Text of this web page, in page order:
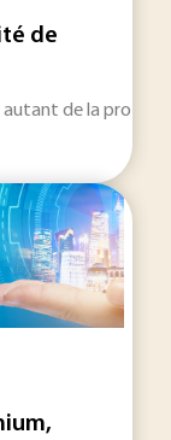
de
autant de la